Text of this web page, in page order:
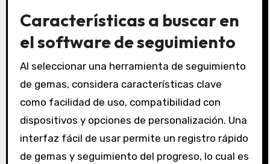
Características a buscar en
el software de seguimiento
Al seleccionar una herramienta de seguimiento
de gemas, considera características clave
como facilidad de uso, compatibilidad con
dispositivos y opciones de personalización. Una
interfaz fácil de usar permite un registro rápido
de gemas y seguimiento del progreso, lo cual es